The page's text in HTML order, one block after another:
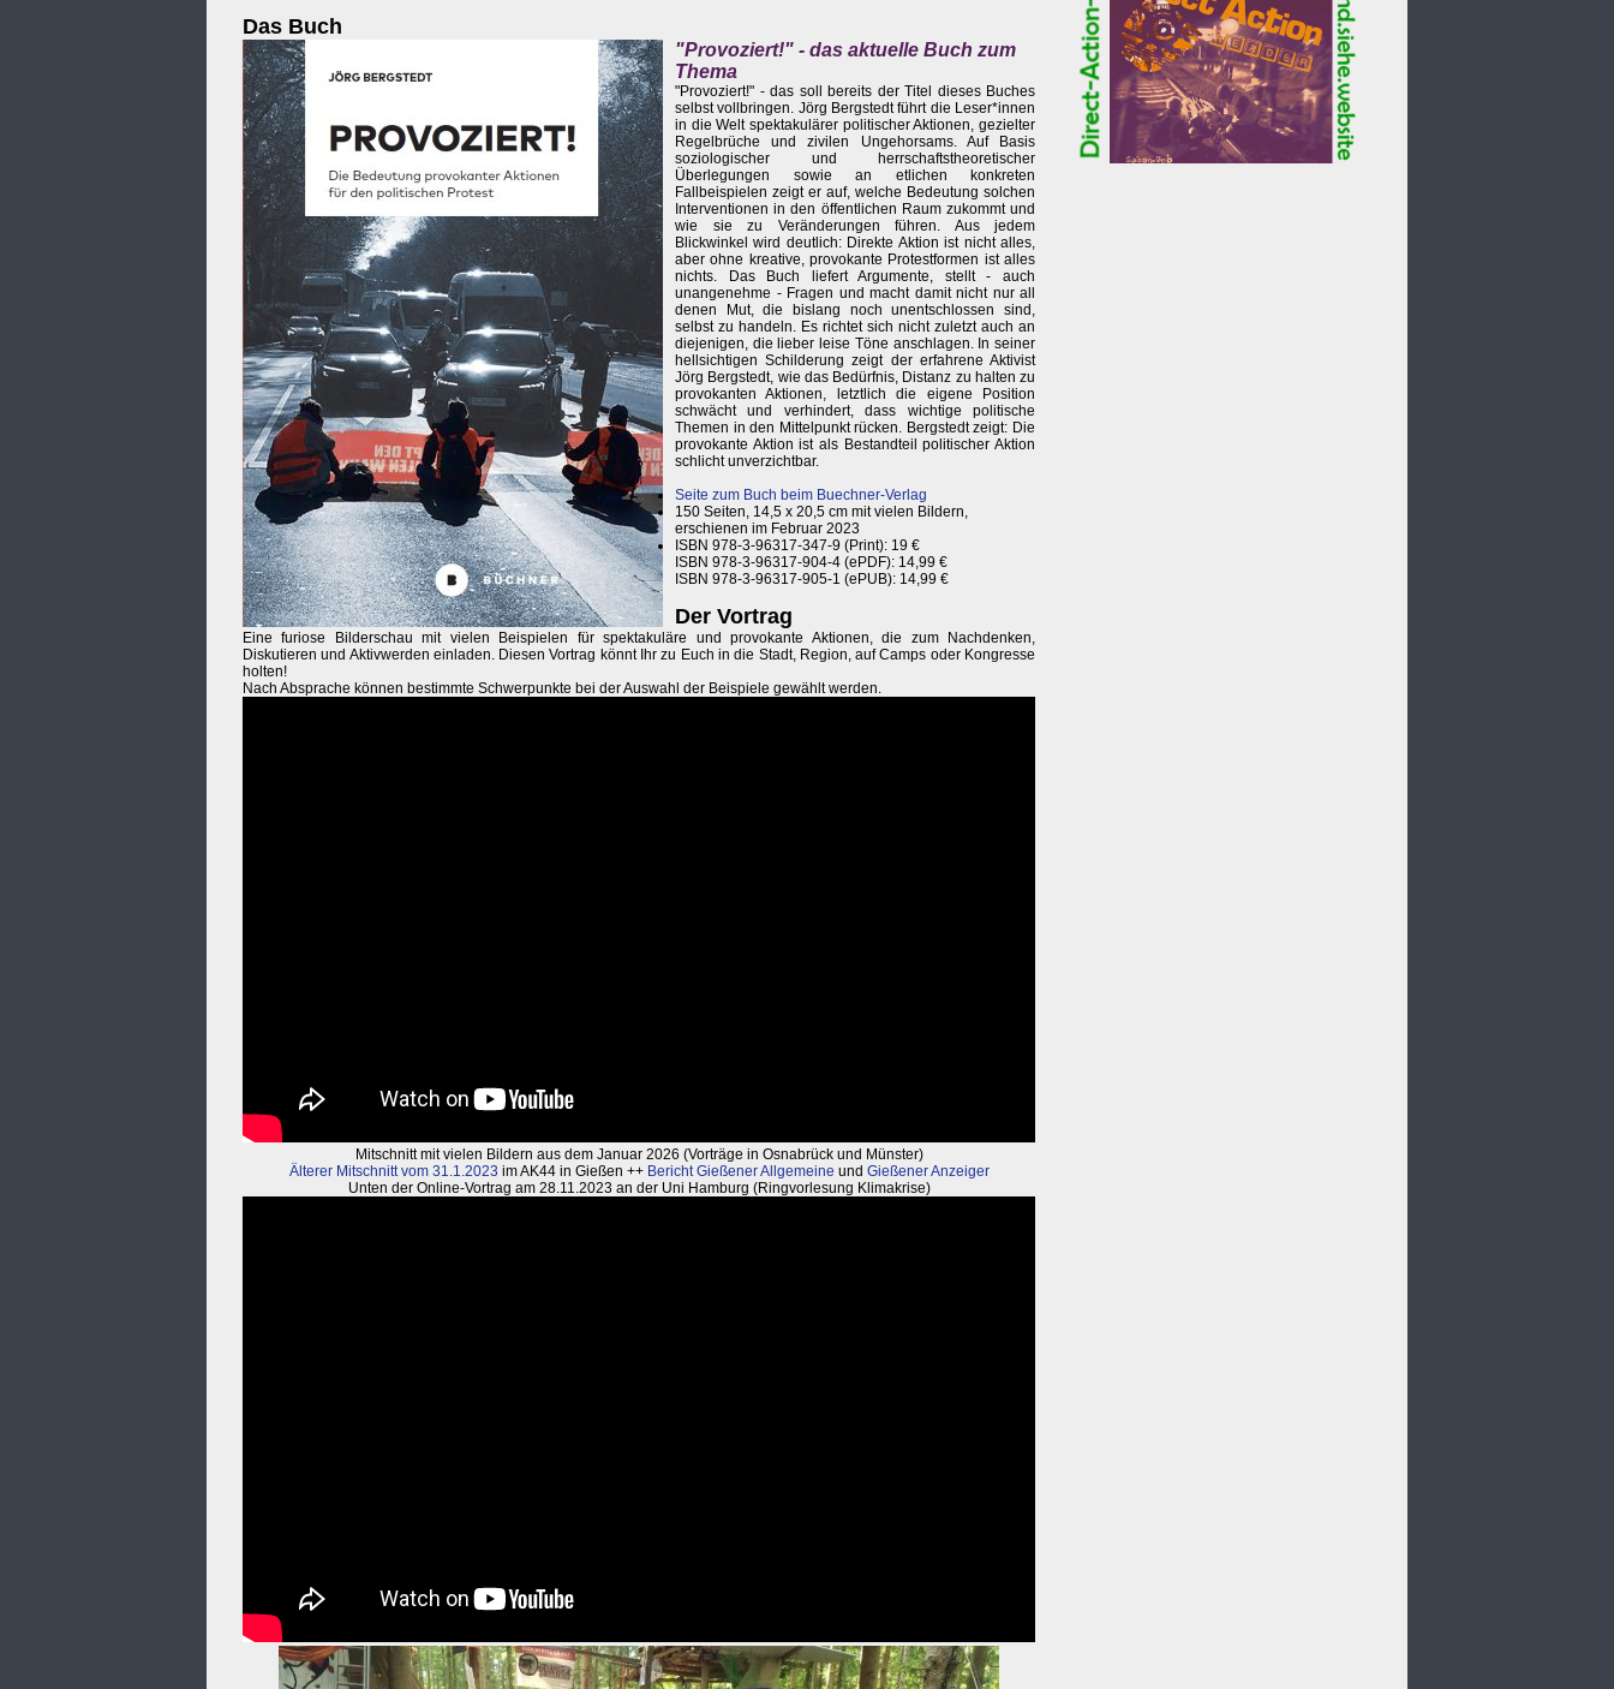
Das Buch
"Provoziert!" - das aktuelle Buch zum
Thema
"Provoziert!" - das soll bereits der Titel dieses Buches
selbst vollbringen. Jörg Bergstedt führt die Leser*innen
in die Welt spektakulärer politischer Aktionen, gezielter
Regelbrüche und zivilen Ungehorsams. Auf Basis
soziologischer und herrschaftstheoretischer
Überlegungen sowie an etlichen konkreten
Fallbeispielen zeigt er auf, welche Bedeutung solchen
Interventionen in den öffentlichen Raum zukommt und
wie sie zu Veränderungen führen. Aus jedem
Blickwinkel wird deutlich: Direkte Aktion ist nicht alles,
aber ohne kreative, provokante Protestformen ist alles
nichts. Das Buch liefert Argumente, stellt - auch
unangenehme - Fragen und macht damit nicht nur all
denen Mut, die bislang noch unentschlossen sind,
selbst zu handeln. Es richtet sich nicht zuletzt auch an
diejenigen, die lieber leise Töne anschlagen. In seiner
hellsichtigen Schilderung zeigt der erfahrene Aktivist
Jörg Bergstedt, wie das Bedürfnis, Distanz zu halten zu
provokanten Aktionen, letztlich die eigene Position
schwächt und verhindert, dass wichtige politische
Themen in den Mittelpunkt rücken. Bergstedt zeigt: Die
provokante Aktion ist als Bestandteil politischer Aktion
schlicht unverzichtbar.
Seite zum Buch beim Buechner-Verlag
150 Seiten, 14,5 x 20,5 cm mit vielen Bildern,
erschienen im Februar 2023
ISBN 978-3-96317-347-9 (Print): 19 €
ISBN 978-3-96317-904-4 (ePDF): 14,99 €
ISBN 978-3-96317-905-1 (ePUB): 14,99 €
Der Vortrag
Eine furiose Bilderschau mit vielen Beispielen für spektakuläre und provokante Aktionen, die zum Nachdenken,
Diskutieren und Aktivwerden einladen. Diesen Vortrag könnt Ihr zu Euch in die Stadt, Region, auf Camps oder Kongresse
holten!
Nach Absprache können bestimmte Schwerpunkte bei der Auswahl der Beispiele gewählt werden.
Mitschnitt mit vielen Bildern aus dem Januar 2026 (Vorträge in Osnabrück und Münster)
Älterer Mitschnitt vom 31.1.2023 im AK44 in Gießen ++ Bericht Gießener Allgemeine und Gießener Anzeiger
Unten der Online-Vortrag am 28.11.2023 an der Uni Hamburg (Ringvorlesung Klimakrise)